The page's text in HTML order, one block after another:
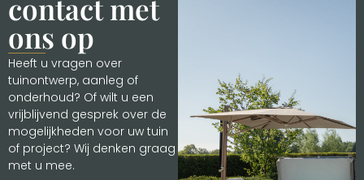
contact met
ons op
Heeft u vragen over
tuinontwerp, aanleg of
onderhoud? Of wilt u een
vrijblijvend gesprek over de
mogelijkheden voor uw tuin
of project? Wij denken graag
met u mee.